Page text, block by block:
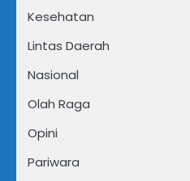
Kesehatan
Lintas Daerah
Nasional
Olah Raga
Opini
Pariwara